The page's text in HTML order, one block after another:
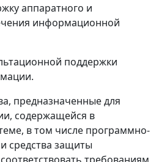
аппаратного и
информационной
поддержки
предназначенные для
содержащейся в
в том числе программно-
средства защиты